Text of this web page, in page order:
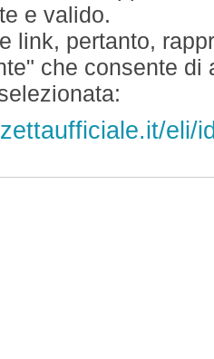
e valido.
link, pertanto,
che consente
eli/